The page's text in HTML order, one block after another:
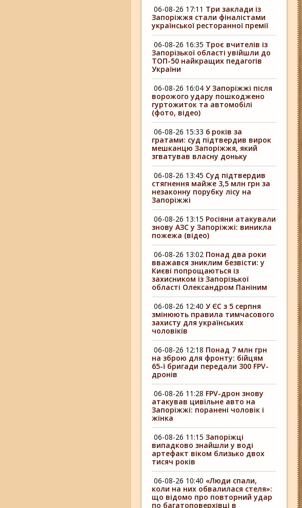
06-08-26 17:11 Три заклади із
Запоріжжя стали фіналістами
української ресторанної премії
06-08-26 16:35 Троє вчителів із
Запорізької області увійшли до
ТОП-50 найкращих педагогів
України
06-08-26 16:04 У Запоріжжі після
ворожого удару пошкоджено
гуртожиток та автомобілі
(фото, відео)
06-08-26 15:33 6 років за
гратами: суд підтвердив вирок
мешканцю Запоріжжя, який
згватував власну доньку
06-08-26 13:45 Суд підтвердив
стягнення майже 3,5 млн грн за
незаконну порубку лісу на
Запоріжжі
06-08-26 13:15 Росіяни атакували
знову АЗС у Запоріжжі: виникла
пожежа (відео)
06-08-26 13:02 Понад два роки
вважався зниклим безвісти: у
Києві попрощаються із
захисником із Запорізької
області Олександром Паніним
06-08-26 12:40 У ЄС з 5 серпня
змінюють правила тимчасового
захисту для українських
чоловіків
06-08-26 12:18 Понад 7 млн грн
на зброю для фронту: бійцям
65-ї бригади передали 300 FPV-
дронів
06-08-26 11:28 FPV-дрон знову
атакував цивільне авто на
Запоріжжі: поранені чоловік і
жінка
06-08-26 11:15 Запоріжці
випадково знайшли у воді
артефакт віком близько двох
тисяч років
06-08-26 10:40 «Люди спали,
коли на них обвалилася стеля»:
що відомо про повторний удар
по багатоповерхівці в